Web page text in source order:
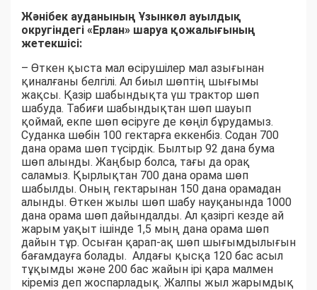
Жәнібек ауданының Ұзынкөл ауылдық
округіндегі «Ерлан» шаруа қожалығының
жетекшісі:
– Өткен қыста мал өсірушілер мал азығынан
қиналғаны белгілі. Ал биыл шөптің шығымы
жақсы. Қазір шабындықта үш трактор шөп
шабуда. Табиғи шабындықтан шөп шауып
қоймай, екпе шөп өсіруге де көңіл бұрудамыз.
Суданка шөбін 100 гектарға еккенбіз. Содан 700
дана орама шөп түсірдік. Былтыр 92 дана бума
шөп алынды. Жаңбыр болса, тағы да орақ
саламыз. Қырлықтан 700 дана орама шөп
шабылды. Оның гектарынан 150 дана орамадан
алынды. Өткен жылы шөп шабу науқанында 1000
дана орама шөп дайындалды. Ал қазіргі кезде ай
жарым уақыт ішінде 1,5 мың дана орама шөп
дайын тұр. Осыған қарап-ақ шөп шығымдылығын
бағамдауға болады. Алдағы қысқа 120 бас асыл
тұқымды және 200 бас жайын ірі қара малмен
кіреміз деп жоспарладық. Жалпы жыл жарымдық